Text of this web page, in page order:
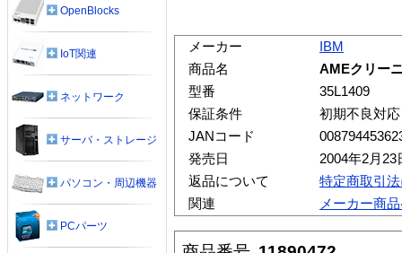
メーカー
IBM
商品名
AMEクリー
型番
35L1409
保証条件
初期不良対
JANコード
発売日
2004年2月23
返品について
特定商取引
関連
メーカー商
OpenBlocks
IoT関連
ネットワーク
サーバ・ストレージ
パソコン・周辺機器
PCパーツ